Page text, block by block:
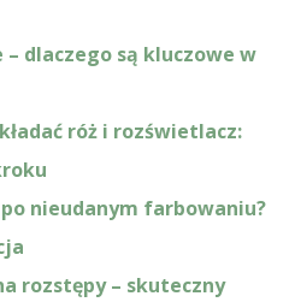
dlaczego są kluczowe w
róż i rozświetlacz:
po nieudanym farbowaniu?
rozstępy – skuteczny